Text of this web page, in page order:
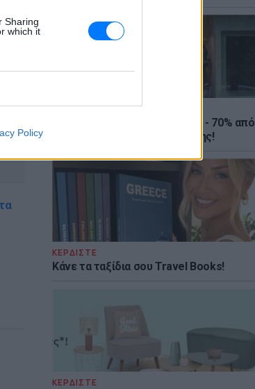
Sharing
which it
Policy
ΚΕΡΔΙΣΤΕ
Καλοκαιρινές εκπτώσεις έως - 70% από
τα μεγαλύτερα eshops ένδυσης!
ΚΕΡΔΙΣΤΕ
Κάνε τα ταξίδια σου Travel Books!
ΚΕΡΔΙΣΤΕ